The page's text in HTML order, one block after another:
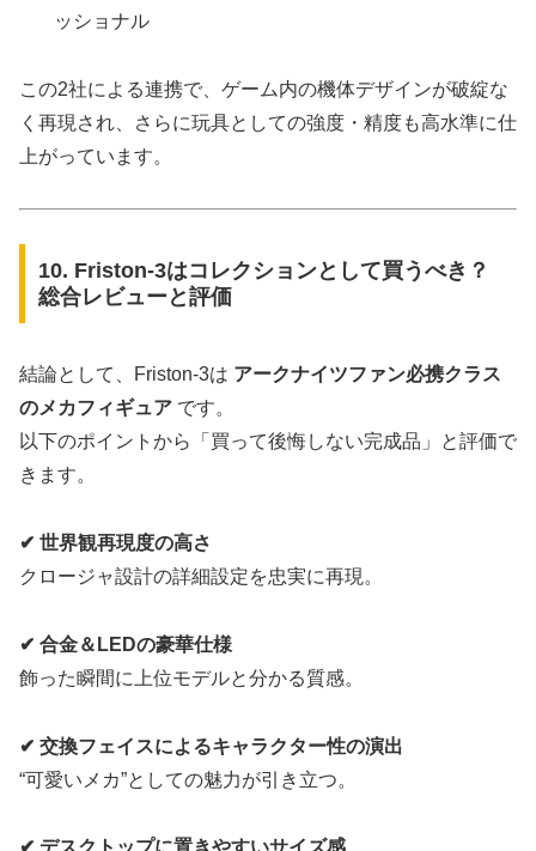
ッショナル
この2社による連携で、ゲーム内の機体デザインが破綻な
く再現され、さらに玩具としての強度・精度も高水準に仕
上がっています。
10. Friston-3はコレクションとして買うべき？
総合レビューと評価
結論として、Friston-3は アークナイツファン必携クラス
のメカフィギュア です。
以下のポイントから「買って後悔しない完成品」と評価で
きます。
✔ 世界観再現度の高さ
クロージャ設計の詳細設定を忠実に再現。
✔ 合金＆LEDの豪華仕様
飾った瞬間に上位モデルと分かる質感。
✔ 交換フェイスによるキャラクター性の演出
“可愛いメカ”としての魅力が引き立つ。